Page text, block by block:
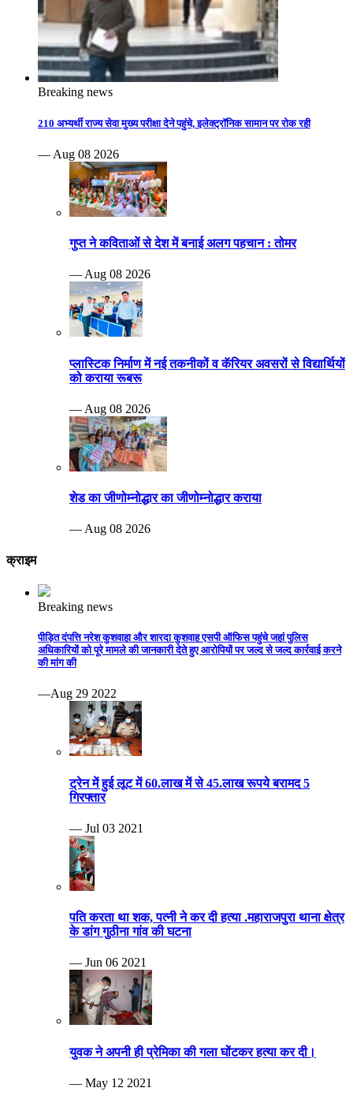
Breaking news
210 अभ्यर्थी राज्य सेवा मुख्य परीक्षा देने पहुंचे, इलेक्ट्रॉनिक सामान पर रोक रही
— Aug 08 2026
गुप्त ने कविताओं से देश में बनाई अलग पहचान : तोमर
— Aug 08 2026
प्लास्टिक निर्माण में नई तकनीकों व कॅरियर अवसरों से विद्यार्थियों
को कराया रूबरू
— Aug 08 2026
शेड का जीणोम्नोद्धार का जीणोम्नोद्धार कराया
— Aug 08 2026
क्राइम
Breaking news
पीड़ित दंपत्ति नरेश कुशवाहा और शारदा कुशवाह एसपी ऑफिस पहुंचे जहां पुलिस
अधिकारियों को पूरे मामले की जानकारी देते हुए आरोपियों पर जल्द से जल्द कार्रवाई करने
की मांग की
—Aug 29 2022
ट्रेन में हुई लूट में 60.लाख में से 45.लाख रूपये बरामद 5
गिरफ्तार
— Jul 03 2021
पति करता था शक, पत्नी ने कर दी हत्या .महाराजपुरा थाना क्षेत्र
के डांग गुठीना गांव की घटना
— Jun 06 2021
युवक ने अपनी ही प्रेमिका की गला घोंटकर हत्या कर दी।
— May 12 2021